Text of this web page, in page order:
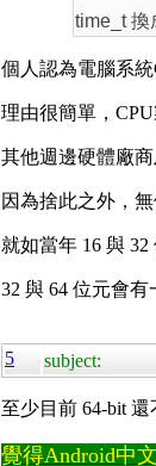
time_t 換
個人認為電腦系
理由很簡單，
其他週邊硬體廠
因為捨此之外，
就如當年 16 與 32
32 與 64 位元會
5 subject:
至少目前 64-bit
覺得Android中